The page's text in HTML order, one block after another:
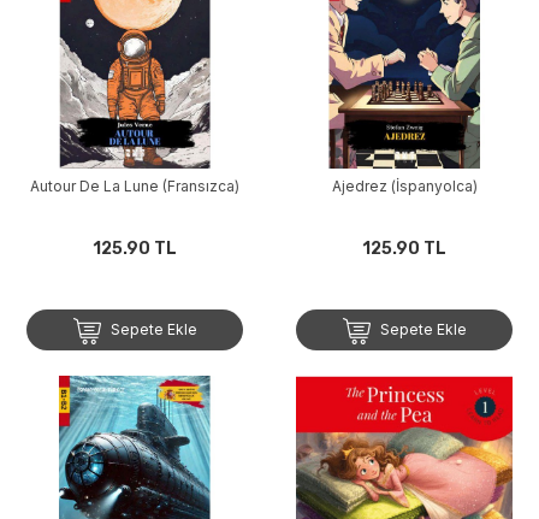
Autour De La Lune (Fransızca)
125.90 TL
Sepete Ekle
Ajedrez (İspanyolca)
125.90 TL
Sepete Ekle